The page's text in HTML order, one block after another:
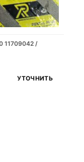
11709042 /
УТОЧНИТЬ